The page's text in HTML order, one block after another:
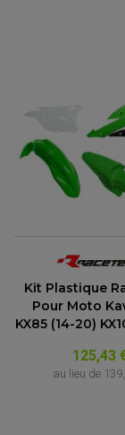
Kit Plastique
Pour Moto
KX85 (14-20)
125,43
au lieu de